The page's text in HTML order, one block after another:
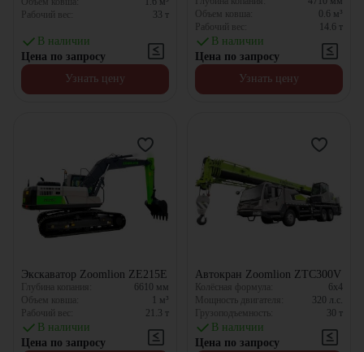
Рабочий вес:
33 т
В наличии
Цена по запросу
Узнать цену
Объем ковша:
0.6 м³
Рабочий вес:
14.6 т
В наличии
Цена по запросу
Узнать цену
Экскаватор Zoomlion ZE215E
Глубина копания: 6610 мм
Объем ковша:
м³
Рабочий вес:
21.3 т
В наличии
Цена по запросу
Автокран Zoomlion ZTC300V
Колёсная формула:
6x4
Мощность двигателя:
320 л.с.
Грузоподъемность:
30 т
В наличии
Цена по запросу